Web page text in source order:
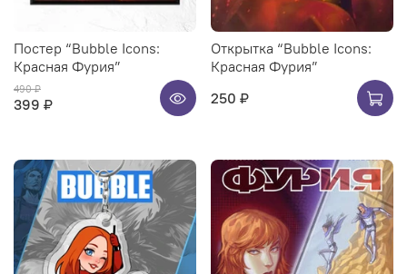
Постер “Bubble Icons:
Красная Фурия”
490 ₽
399 ₽
Открытка “Bubble Icons:
Красная Фурия”
250 ₽